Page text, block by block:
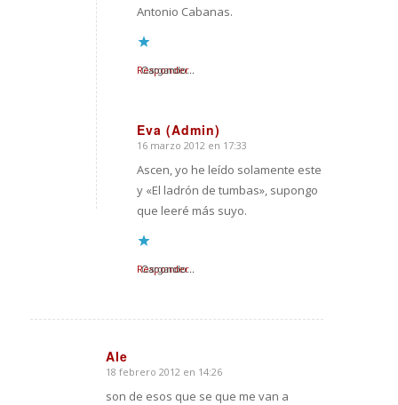
Antonio Cabanas.
Cargando...
Responder
Eva (Admin)
Dice:
16 marzo 2012 en 17:33
Ascen, yo he leído solamente este
y «El ladrón de tumbas», supongo
que leeré más suyo.
Cargando...
Responder
Ale
Dice:
18 febrero 2012 en 14:26
son de esos que se que me van a